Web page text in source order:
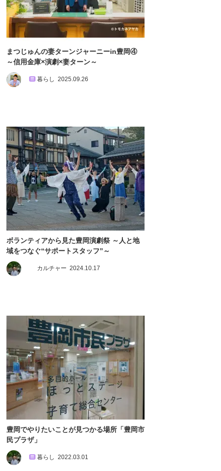
まつじゅんの妻ターンジャーニーin豊岡④
～信用金庫×演劇×妻ターン～
暮らし 2025.09.26
ボランティアから見た豊岡演劇祭 ～人と地
域をつなぐ“サポートスタッフ”～
カルチャー 2024.10.17
豊岡でやりたいことが見つかる場所「豊岡市
民プラザ」
暮らし 2022.03.01